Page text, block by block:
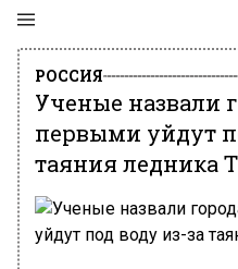
РОССИЯ
Ученые назвали
первыми уйдут
таяния ледника